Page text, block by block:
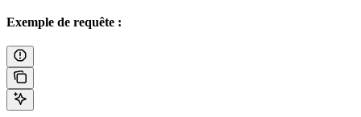
Exemple de requête :